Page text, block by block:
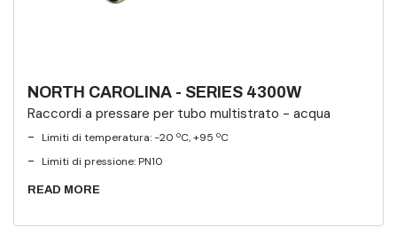
NORTH CAROLINA - SERIES 4300W
Raccordi a pressare per tubo multistrato - acqua
- Limiti di temperatura: -20 ºC, +95 ºC
- Limiti di pressione:PN10
READ MORE